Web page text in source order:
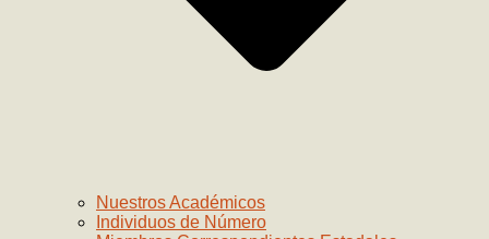
Nuestros Académicos
Individuos de Número